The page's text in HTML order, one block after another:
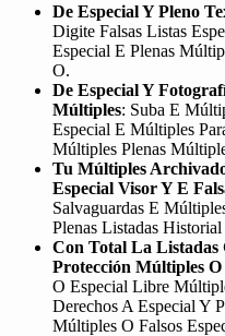
De Especial Y Pleno
Digite Falsas Listas
Especial E Plenas
O.
De Especial Y
Múltiples: Suba E
Especial E Múltiples
Múltiples Plenas
Tu Múltiples
Especial Visor Y E
Salvaguardas E
Plenas Listadas
Con Total La Listadas
Protección Múltiples
O Especial Libre
Derechos A Especial Y
Múltiples O Falsos